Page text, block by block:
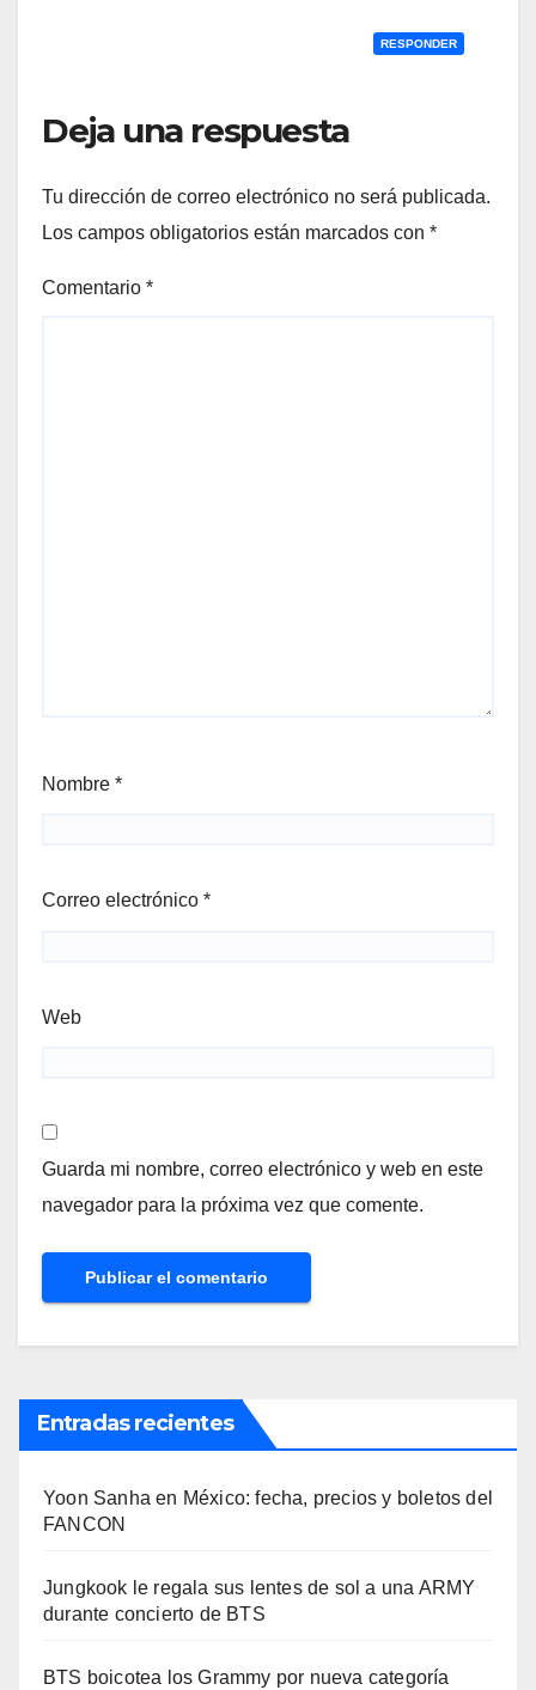
RESPONDER
Deja una respuesta
Tu dirección de correo electrónico no será publicada.
Los campos obligatorios están marcados con *
Comentario *
Nombre *
Correo electrónico *
Web
Guarda mi nombre, correo electrónico y web en este
navegador para la próxima vez que comente.
Entradas recientes
Yoon Sanha en México: fecha, precios y boletos del
FANCON
Jungkook le regala sus lentes de sol a una ARMY
durante concierto de BTS
BTS boicotea los Grammy por nueva categoría